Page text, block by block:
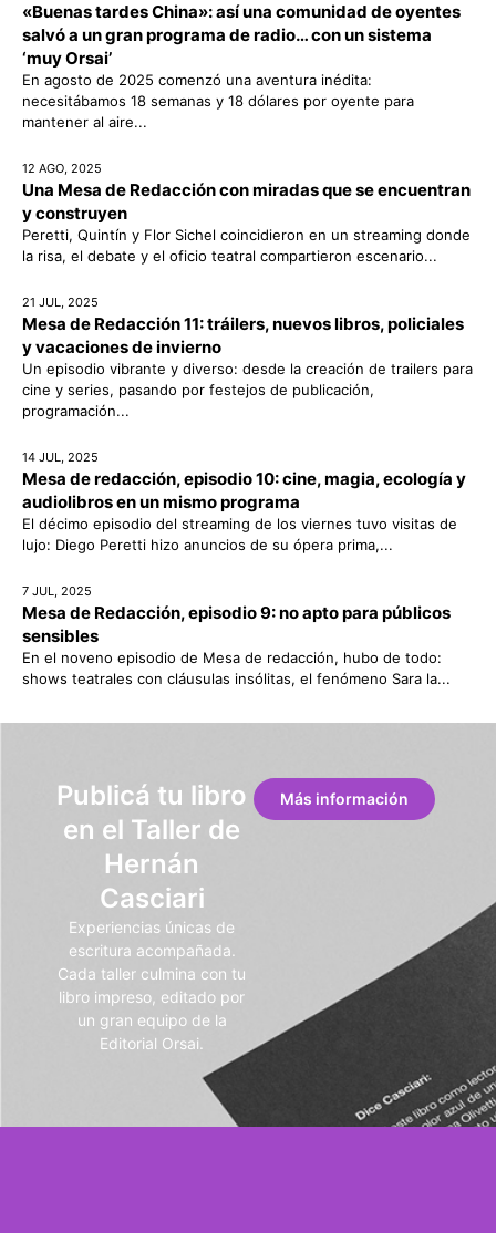
«Buenas tardes China»: así una comunidad de oyentes
salvó a un gran programa de radio… con un sistema
‘muy Orsai’
En agosto de 2025 comenzó una aventura inédita:
necesitábamos 18 semanas y 18 dólares por oyente para
mantener al aire...
12 AGO, 2025
Una Mesa de Redacción con miradas que se encuentran
y construyen
Peretti, Quintín y Flor Sichel coincidieron en un streaming donde
la risa, el debate y el oficio teatral compartieron escenario...
21 JUL, 2025
Mesa de Redacción 11: tráilers, nuevos libros, policiales
y vacaciones de invierno
Un episodio vibrante y diverso: desde la creación de trailers para
cine y series, pasando por festejos de publicación,
programación...
14 JUL, 2025
Mesa de redacción, episodio 10: cine, magia, ecología y
audiolibros en un mismo programa
El décimo episodio del streaming de los viernes tuvo visitas de
lujo: Diego Peretti hizo anuncios de su ópera prima,...
7 JUL, 2025
Mesa de Redacción, episodio 9: no apto para públicos
sensibles
En el noveno episodio de Mesa de redacción, hubo de todo:
shows teatrales con cláusulas insólitas, el fenómeno Sara la...
Publicá tu libro
en el Taller de
Hernán
Casciari
Experiencias únicas de
escritura acompañada.
Cada taller culmina con tu
libro impreso, editado por
un gran equipo de la
Editorial Orsai.
Más información